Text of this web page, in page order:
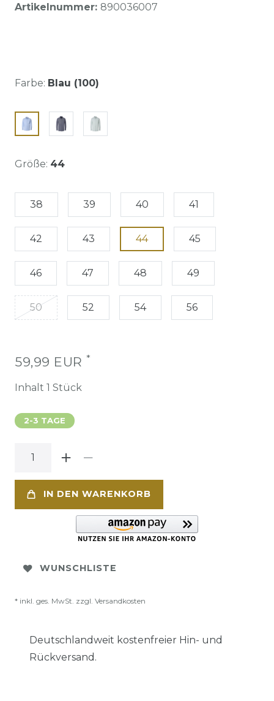
Artikelnummer: 890036007
Farbe: Blau (100)
Größe: 44
38 39 40 41
42 43 44 45
46 47 48 49
50 52 54 56
59,99 EUR *
Inhalt 1 Stück
2-3 TAGE
IN DEN WARENKORB
WUNSCHLISTE
* inkl. ges. MwSt. zzgl. Versandkosten
Deutschlandweit kostenfreier Hin- und
Rückversand.